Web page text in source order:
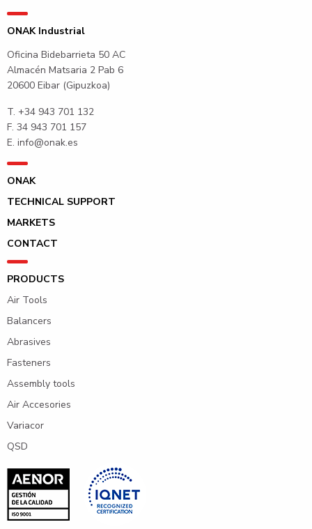
ONAK Industrial
Oficina Bidebarrieta 50 AC
Almacén Matsaria 2 Pab 6
20600 Eibar (Gipuzkoa)
T. +34 943 701 132
F. 34 943 701 157
E. info@onak.es
ONAK
TECHNICAL SUPPORT
MARKETS
CONTACT
PRODUCTS
Air Tools
Balancers
Abrasives
Fasteners
Assembly tools
Air Accesories
Variacor
QSD